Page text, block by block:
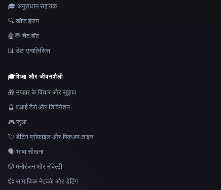
🎓 अनुसंधान सहायक
🔍 खोज इंजन
🤖💬 चैट बॉट
📊 डेटा एनालिसिस
🎓शिक्षा और जीवनशैली
🎁 उपहार के विचार और सुझाव
🔮 एआई टैरो और डिविनेशन
🎮 जुआ
💘 डेटिंग प्रोफ़ाइल और पिकअप लाइन
🗣️ भाषा सीखना
🎲 मनोरंजन और नोवेल्टी
💞 सामाजिक नेटवर्क और डेटिंग